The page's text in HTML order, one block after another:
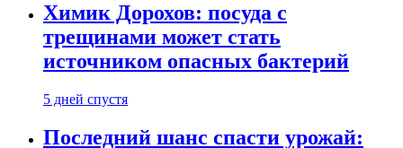
Химик Дорохов: посуда с
трещинами может стать
источником опасных бактерий
5 дней спустя
Последний шанс спасти урожай: